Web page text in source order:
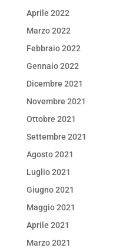
Aprile 2022
Marzo 2022
Febbraio 2022
Gennaio 2022
Dicembre 2021
Novembre 2021
Ottobre 2021
Settembre 2021
Agosto 2021
Luglio 2021
Giugno 2021
Maggio 2021
Aprile 2021
Marzo 2021